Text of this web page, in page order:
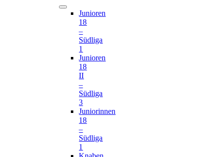
Junioren
18
–
Südliga
1
Junioren
18
II
–
Südliga
3
Juniorinnen
18
–
Südliga
1